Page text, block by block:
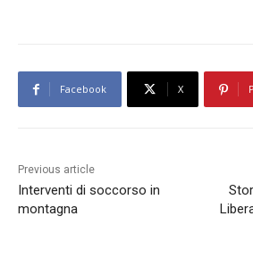
Facebook X
Previous article
Interventi di soccorso in
montagna